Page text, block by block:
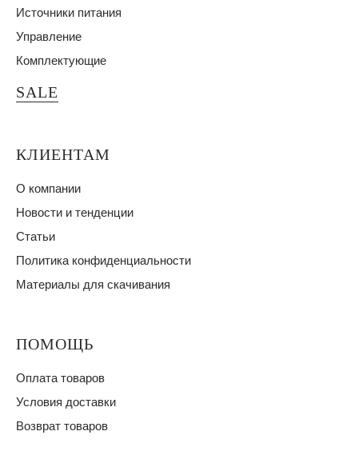
Источники питания
Управление
Комплектующие
SALE
КЛИЕНТАМ
О компании
Новости и тенденции
Статьи
Политика конфиденциальности
Материалы для скачивания
ПОМОЩЬ
Оплата товаров
Условия доставки
Возврат товаров